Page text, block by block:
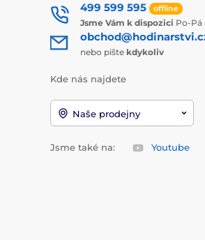
499 599 595 offline
Jsme Vám k dispozici Po-Pá
nebo pište kdykoliv
Kde nás najdete
Naše prodejny
Jsme také na: Youtube